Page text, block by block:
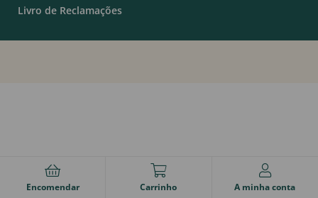
Livro de Reclamações
Encomendar Carrinho A minha conta